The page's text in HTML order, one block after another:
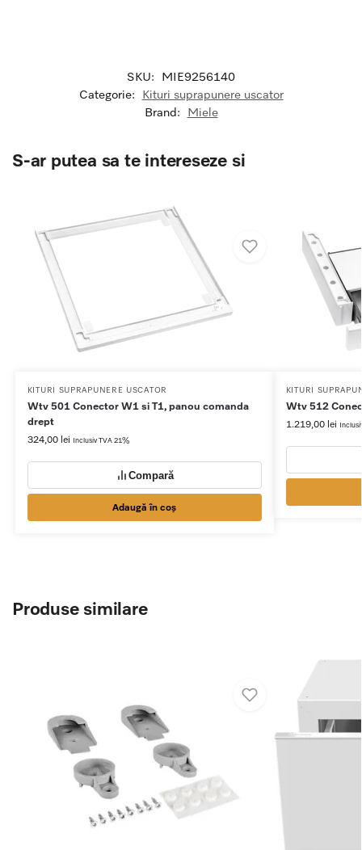
SKU:
MIE9256140
Categorie:
Kituri suprapunere uscator
Brand:
Miele
S-ar putea sa te intereseze si
KITURI SUPRAPUNERE USCATOR
Wtv 501 Conector W1 si T1, panou comanda
drept
324,00 lei Inclusiv TVA 21%
Compară
Adaugă în coș
KITURI
Wtv 512
1.219,00 lei
Produse similare